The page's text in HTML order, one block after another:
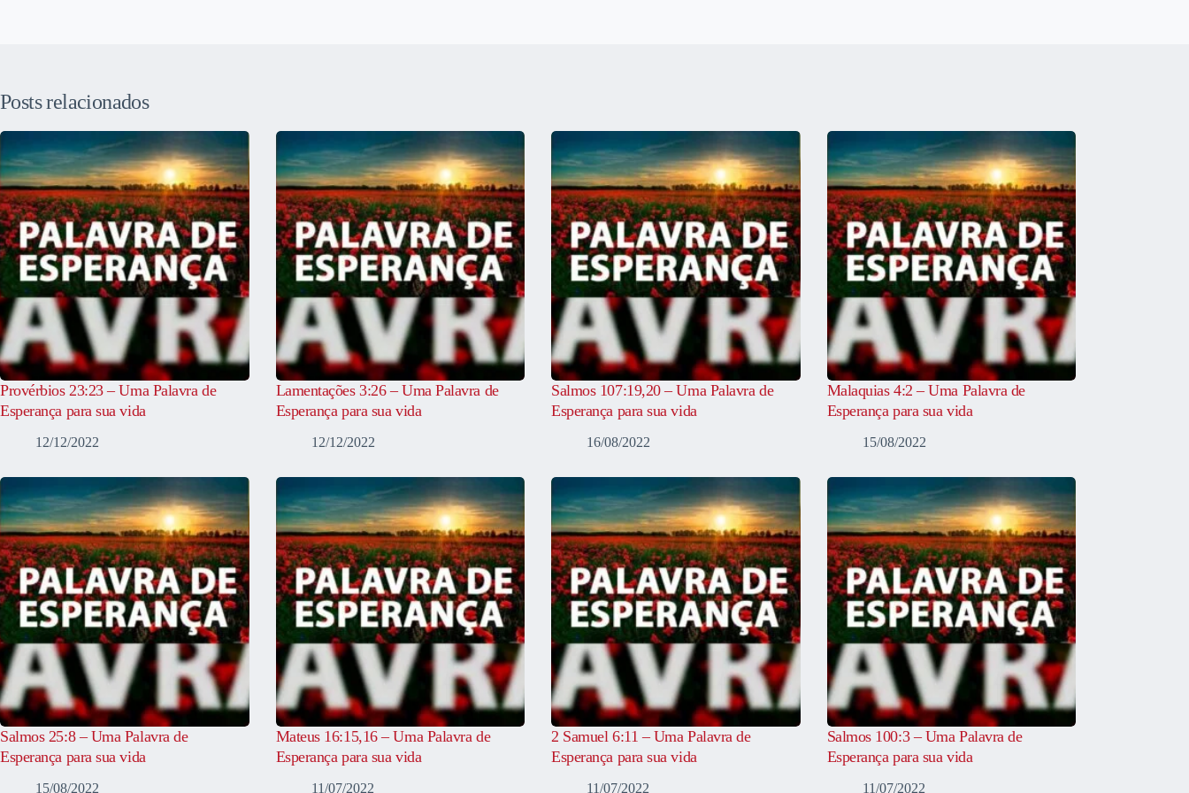
Posts relacionados
Provérbios 23:23 – Uma Palavra de
Esperança para sua vida
12/12/2022
Lamentações 3:26 – Uma Palavra de
Esperança para sua vida
12/12/2022
Salmos 107:19,20 – Uma Palavra de
Esperança para sua vida
16/08/2022
Malaquias 4:2 – Uma Palavra de
Esperança para sua vida
15/08/2022
Salmos 25:8 – Uma Palavra de
Esperança para sua vida
15/08/2022
Mateus 16:15,16 – Uma Palavra de
Esperança para sua vida
11/07/2022
2 Samuel 6:11 – Uma Palavra de
Esperança para sua vida
11/07/2022
Salmos 100:3 – Uma Palavra de
Esperança para sua vida
11/07/2022